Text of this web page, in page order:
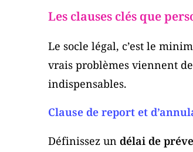
Les clauses clés que
Le socle légal, c’est le
vrais problèmes viennent
indispensables.
Clause de report et
Définissez un délai de